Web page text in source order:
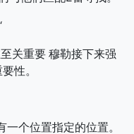
关重要 穆勒接下来强
性。
个位置指定的位置。